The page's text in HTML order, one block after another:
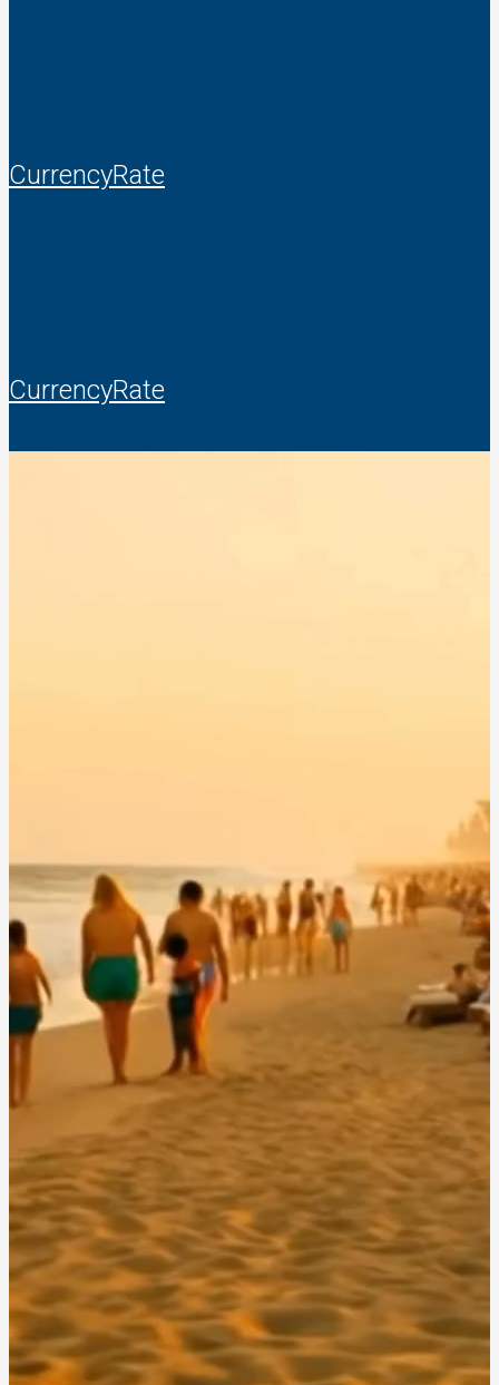
CurrencyRate
CurrencyRate